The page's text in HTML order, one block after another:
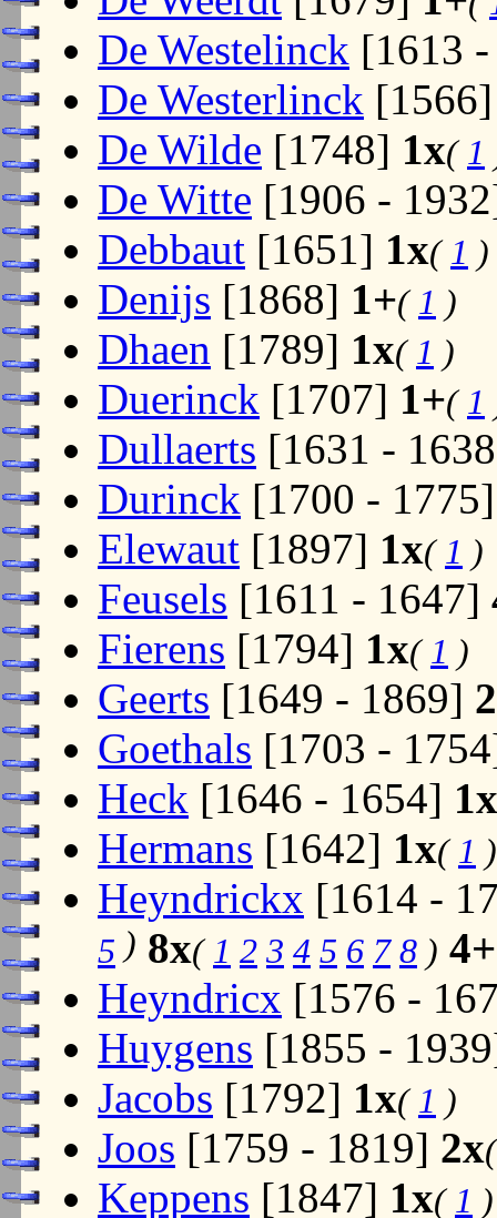
De Westelinck [1613
De Westerlinck
De Wilde [1748] 1x( 1
De Witte [1906 -
Debbaut [1651] 1x( 1 )
Denijs [1868] 1+( 1 )
Dhaen [1789] 1x( 1 )
Duerinck [1707] 1+( 1
Dullaerts [1631 -
Durinck [1700 -
Elewaut [1897] 1x( 1 )
Feusels [1611 - 1647]
Fierens [1794] 1x( 1 )
Geerts [1649 - 1869]
Goethals [1703 -
Heck [1646 - 1654] 1x
Hermans [1642] 1x( 1 )
Heyndrickx [1614 -
5 ) 8x( 1 2 3 4 5 6 7 8 ) 4+
Heyndricx [1576 -
Huygens [1855 -
Jacobs [1792] 1x( 1 )
Joos [1759 - 1819] 2x
Keppens [1847] 1x( 1 )